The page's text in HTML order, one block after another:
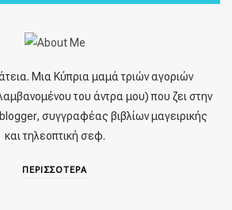
Μια Κύπρια μαμά τριών αγοριών
του άντρα μου) που ζει στην
συγγραφέας βιβλίων μαγειρικής
και τηλεοπτική σεφ.
ΠΕΡΙΣΣΟΤΕΡΑ